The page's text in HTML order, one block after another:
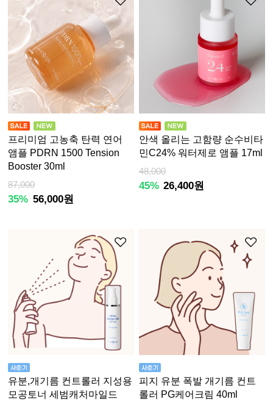
프리미엄 고농축 탄력 연어
앰플 PDRN 1500 Tension
Booster 30ml
87,000
35% 56,000원
안색 올리는 고함량 순수비타
민C24% 워터제로 앰플 17ml
48,000
45% 26,400원
유분,개기름 컨트롤러 지성용
모공토너 세범캐처마일드
피지 유분 폭발 개기름 컨트
롤러 PG케어크림 40ml